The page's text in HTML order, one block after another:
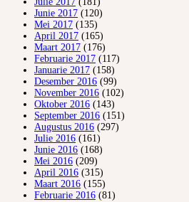
Junie 2017 (120)
Mei 2017 (135)
April 2017 (165)
Maart 2017 (176)
Februarie 2017 (117)
Januarie 2017 (158)
Desember 2016 (99)
November 2016 (102)
Oktober 2016 (143)
September 2016 (151)
Augustus 2016 (297)
Julie 2016 (161)
Junie 2016 (168)
Mei 2016 (209)
April 2016 (315)
Maart 2016 (155)
Februarie 2016 (81)